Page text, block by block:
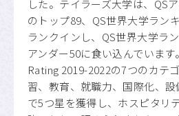
した。テイラーズ大学は、QS
のトップ89、QS世界大学ラン
ランクインし、QS世界大学ラ
アンダー50に食い込んでいま
Rating 2019-2022の7つのカテ
習、教育、就職力、国際化、設
で5つ星を獲得し、ホスピタリ